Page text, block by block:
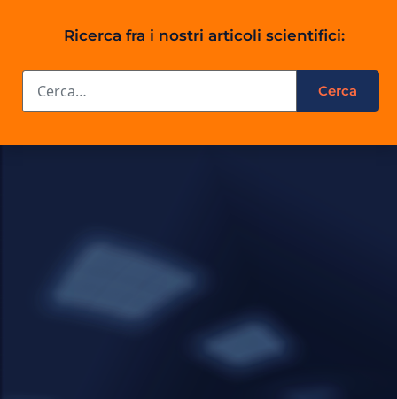
Ricerca fra i nostri articoli scientifici: